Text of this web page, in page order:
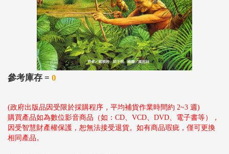
參考庫存 = 0
(政府出版品因受限於採購程序，平均補貨作業時間約 2~3 週)
購買產品如為數位影音商品（如：CD、VCD、DVD、電子書等），
因受智慧財產權保護，恕無法接受退貨。如有商品瑕疵，僅可更換
相同產品。